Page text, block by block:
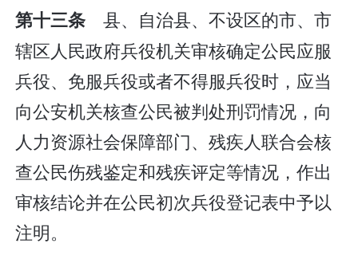
第十三条县、自治县、不设区的市、市
辖区人民政府兵役机关审核确定公民应服
兵役、免服兵役或者不得服兵役时，应当
向公安机关核查公民被判处刑罚情况，向
人力资源社会保障部门、残疾人联合会核
查公民伤残鉴定和残疾评定等情况，作出
审核结论并在公民初次兵役登记表中予以
注明。